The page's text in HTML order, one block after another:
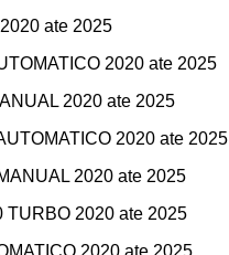
ate 2025
2020 ate 2025
2020 ate 2025
2020 ate 2025
2020 ate 2025
TURBO 2020 ate 2025
2020 ate 2025